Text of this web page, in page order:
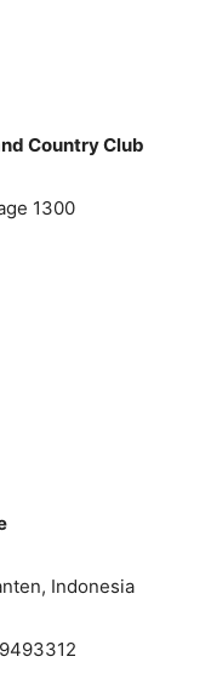
Country Club
1300
Indonesia